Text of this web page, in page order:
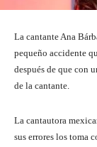
La cantante Ana
pequeño accidente
después de que con
de la cantante.
La cantautora
sus errores los toma